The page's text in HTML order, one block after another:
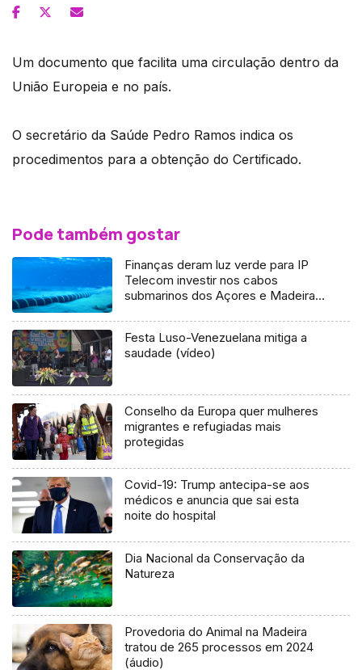
Um documento que facilita uma circulação dentro da
União Europeia e no país.
O secretário da Saúde Pedro Ramos indica os
procedimentos para a obtenção do Certificado.
Pode também gostar
Finanças deram luz verde para IP
Telecom investir nos cabos
submarinos dos Açores e Madeira
Festa Luso-Venezuelana mitiga a
saudade (vídeo)
Conselho da Europa quer mulheres
migrantes e refugiadas mais
protegidas
Covid-19: Trump antecipa-se aos
médicos e anuncia que sai esta
noite do hospital
Dia Nacional da Conservação da
Natureza
Provedoria do Animal na Madeira
tratou de 265 processos em 2024
(áudio)